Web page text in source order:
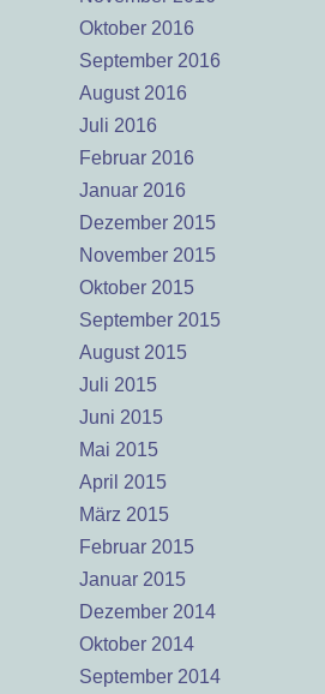
Oktober 2016
September 2016
August 2016
Juli 2016
Februar 2016
Januar 2016
Dezember 2015
November 2015
Oktober 2015
September 2015
August 2015
Juli 2015
Juni 2015
Mai 2015
April 2015
März 2015
Februar 2015
Januar 2015
Dezember 2014
Oktober 2014
September 2014